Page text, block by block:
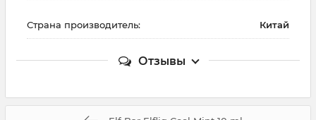
Страна производитель: Китай
Отзывы